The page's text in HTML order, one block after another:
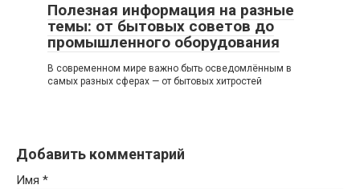
Полезная информация на разные
темы: от бытовых советов до
промышленного оборудования
В современном мире важно быть осведомлённым в
самых разных сферах — от бытовых хитростей
Добавить комментарий
Имя *